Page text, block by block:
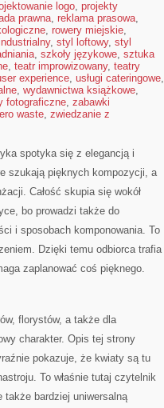
logo, projekty
prawna, reklama prasowa,
, rowery miejskie,
, styl loftowy, styl
, szkoły językowe, sztuka
, teatr improwizowany, teatry
experience, usługi cateringowe,
, wydawnictwa książkowe,
fotograficzne, zabawki
waste, zwiedzanie z
spotyka się z elegancją i
szukają pięknych kompozycji, a
Całość skupia się wokół
bo prowadzi także do
i sposobach komponowania. To
Dzięki temu odbiorca trafia
zaplanować coś pięknego.
florystów, a także dla
charakter. Opis tej strony
pokazuje, że kwiaty są tu
To właśnie tutaj czytelnik
bardziej uniwersalną